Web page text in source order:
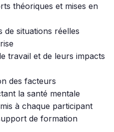
théoriques et mises en
de situations réelles
travail et de leurs impacts
des facteurs
la santé mentale
à chaque participant
de formation